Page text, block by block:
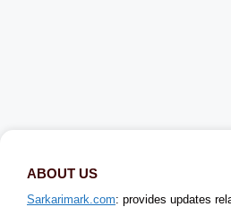
ABOUT US
Sarkarimark.com: provides updates